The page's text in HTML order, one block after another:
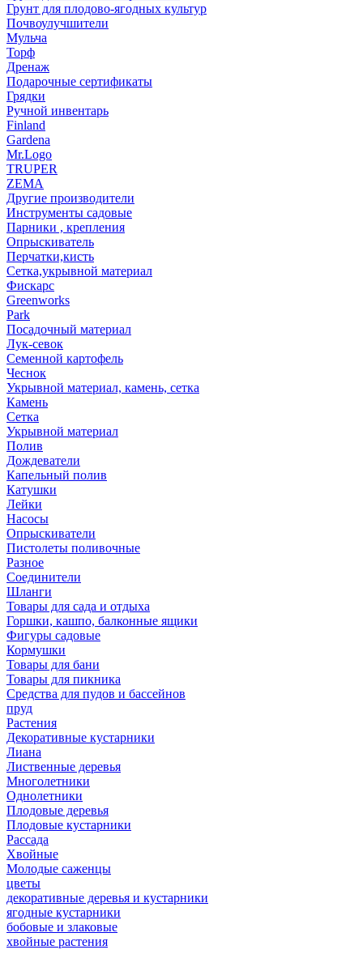
Грунт для плодово-ягодных культур
Почвоулучшители
Мульча
Торф
Дренаж
Подарочные сертификаты
Грядки
Ручной инвентарь
Finland
Gardena
Mr.Logo
TRUPER
ZEMA
Другие производители
Инструменты садовые
Парники , крепления
Опрыскиватель
Перчатки,кисть
Сетка,укрывной материал
Фискарс
Greenworks
Park
Посадочный материал
Лук-севок
Семенной картофель
Чеснок
Укрывной материал, камень, сетка
Камень
Сетка
Укрывной материал
Полив
Дождеватели
Капельный полив
Катушки
Лейки
Насосы
Опрыскиватели
Пистолеты поливочные
Разное
Соединители
Шланги
Товары для сада и отдыха
Горшки, кашпо, балконные ящики
Фигуры садовые
Кормушки
Товары для бани
Товары для пикника
Средства для пудов и бассейнов
пруд
Растения
Декоративные кустарники
Лиана
Лиственные деревья
Многолетники
Однолетники
Плодовые деревья
Плодовые кустарники
Рассада
Хвойные
Молодые саженцы
цветы
декоративные деревья и кустарники
ягодные кустарники
бобовые и злаковые
хвойные растения